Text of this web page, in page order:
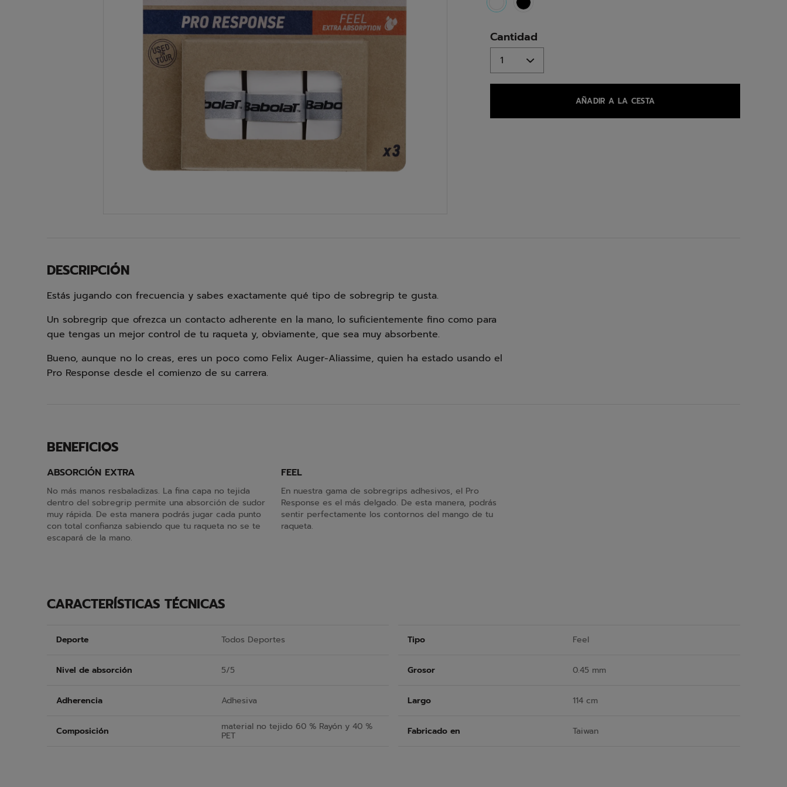
selected
Cantidad
AÑADIR A LA CESTA
DESCRIPCIÓN
Estás jugando con frecuencia y sabes exactamente qué tipo de sobregrip te gusta.
Un sobregrip que ofrezca un contacto adherente en la mano, lo suficientemente fino como para
que tengas un mejor control de tu raqueta y, obviamente, que sea muy absorbente.
Bueno, aunque no lo creas, eres un poco como Felix Auger-Aliassime, quien ha estado usando el
Pro Response desde el comienzo de su carrera.
BENEFICIOS
ABSORCIÓN EXTRA
No más manos resbaladizas. La fina capa no tejida
dentro del sobregrip permite una absorción de sudor
muy rápida. De esta manera podrás jugar cada punto
con total confianza sabiendo que tu raqueta no se te
escapará de la mano.
FEEL
En nuestra gama de sobregrips adhesivos, el Pro
Response es el más delgado. De esta manera, podrás
sentir perfectamente los contornos del mango de tu
raqueta.
CARACTERÍSTICAS TÉCNICAS
Deporte Todos Deportes Tipo Feel
Nivel de absorción 5/5 Grosor 0.45 mm
Adherencia Adhesiva Largo 114 cm
Composición material no tejido 60 % Rayón y 40 %
PET Fabricado en Taiwan